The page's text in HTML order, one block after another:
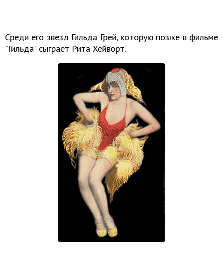
Среди его звезд Гильда Грей, которую позже в фильме
"Гильда" сыграет Рита Хейворт.